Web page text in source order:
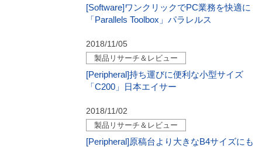
[Software]ワンクリックでPC業務を快適に
「Parallels Toolbox」パラレルス
2018/11/05
製品リサーチ＆レビュー
[Peripheral]持ち運びに便利な小型サイズ
「C200」日本エイサー
2018/11/02
製品リサーチ＆レビュー
[Peripheral]原稿台より大きなB4サイズにも